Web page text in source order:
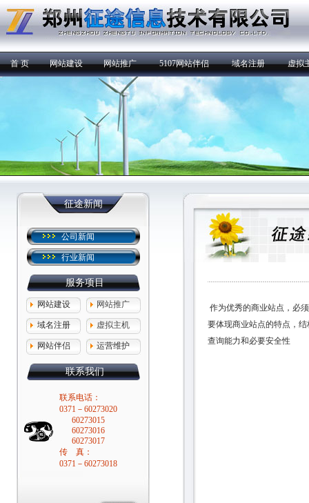
首 页 网站建设 网站推广 5107网站伴侣 域名注册 虚拟
征途新闻
公司新闻
行业新闻
服务项目
网站建设 网站推广
域名注册 虚拟主机
网站伴侣 运营维护
联系我们
联系电话：
0371－60273020
60273015
60273016
60273017
传 真：
0371－60273018
作为优秀的商业站点，必
要体现商业站点的特点，
查询能力和必要安全性